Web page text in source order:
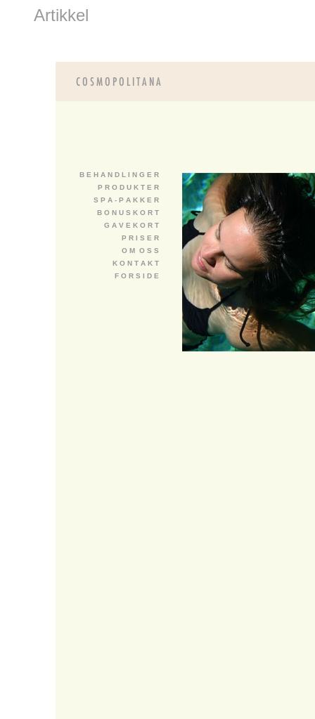
Artikkel
B E H A N D L I N G E R
P R O D U K T E R
S P A - P A K K E R
B O N U S K O R T
G A V E K O R T
P R I S E R
O M O S S
K O N T A K T
F O R S I D E